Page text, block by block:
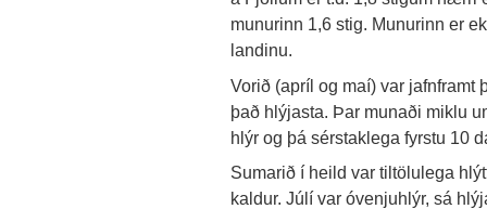
munurinn 1,6 stig. Munurinn er
landinu.
Vorið (apríl og maí) var jafnframt
það hlýjasta. Þar munaði miklu
hlýr og þá sérstaklega fyrstu 10
Sumarið í heild var tiltölulega
kaldur. Júlí var óvenjuhlýr, sá